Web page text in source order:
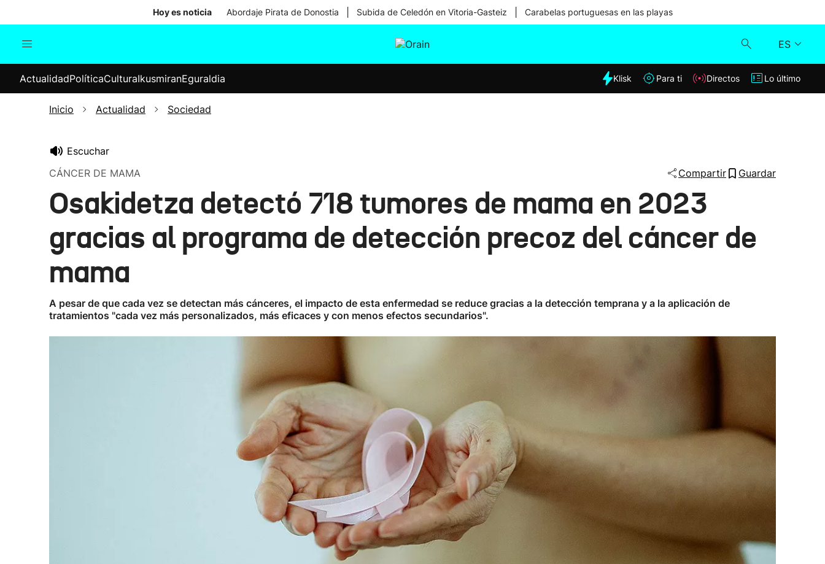
Hoy es noticia Abordaje Pirata de Donostia Subida de Celedón en Vitoria-Gasteiz Carabelas portuguesas en las playas
ES
Internacional
Elecciones
Klisk
ActualidadPolíticaCulturaIkusmiranEguraldia Klisk Para ti Directos Lo último
Inicio Actualidad Sociedad
Escuchar
CÁNCER DE MAMA
Compartir Guardar
Osakidetza detectó 718 tumores de mama en 2023
gracias al programa de detección precoz del cáncer de
mama
A pesar de que cada vez se detectan más cánceres, el impacto de esta enfermedad se reduce gracias a la detección temprana y a la aplicación de
tratamientos "cada vez más personalizados, más eficaces y con menos efectos secundarios".